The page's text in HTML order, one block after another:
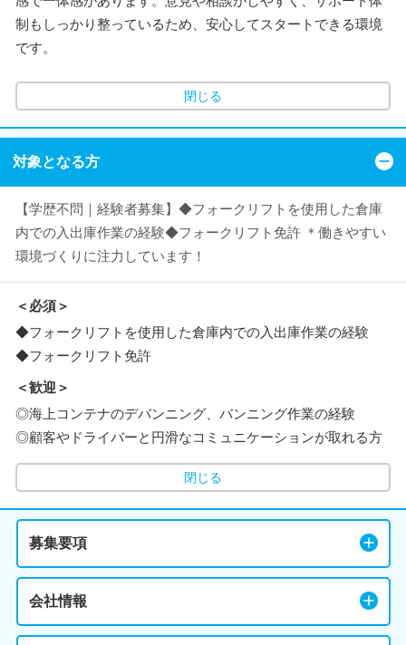
制もしっかり整っているため、安心してスタートできる環境
です。
閉じる
対象となる方
【学歴不問｜経験者募集】◆フォークリフトを使用した倉庫
内での入出庫作業の経験◆フォークリフト免許 ＊働きやすい
環境づくりに注力しています！
＜必須＞
◆フォークリフトを使用した倉庫内での入出庫作業の経験
◆フォークリフト免許
＜歓迎＞
◎海上コンテナのデバンニング、バンニング作業の経験
◎顧客やドライバーと円滑なコミュニケーションが取れる方
閉じる
募集要項
会社情報